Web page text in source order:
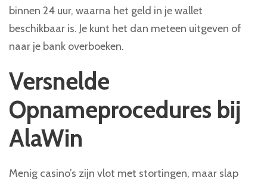
binnen 24 uur, waarna het geld in je wallet
beschikbaar is. Je kunt het dan meteen uitgeven of
naar je bank overboeken.
Versnelde
Opnameprocedures bij
AlaWin
Menig casino’s zijn vlot met stortingen, maar slap